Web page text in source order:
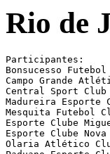
Rio de
Participantes:
Bonsucesso
Campo Grande
Central Sport
Madureira Esporte
Mesquita Futebol
Esporte Clube
Esporte Clube
Olaria Atlético